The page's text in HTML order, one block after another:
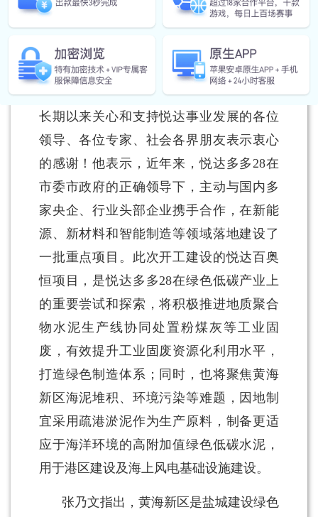
张乃文在致辞中代表多多28，向悦达百
奥恒项目的顺利开工表示热烈的祝贺，向
长期以来关心和支持悦达事业发展的各位
领导、各位专家、社会各界朋友表示衷心
的感谢！他表示，近年来，悦达多多28在
市委市政府的正确领导下，主动与国内多
家央企、行业头部企业携手合作，在新能
源、新材料和智能制造等领域落地建设了
一批重点项目。此次开工建设的悦达百奥
恒项目，是悦达多多28在绿色低碳产业上
的重要尝试和探索，将积极推进地质聚合
物水泥生产线协同处置粉煤灰等工业固
废，有效提升工业固废资源化利用水平，
打造绿色制造体系；同时，也将聚焦黄海
新区海泥堆积、环境污染等难题，因地制
宜采用疏港淤泥作为生产原料，制备更适
应于海洋环境的高附加值绿色低碳水泥，
用于港区建设及海上风电基础设施建设。
张乃文指出，黄海新区是盐城建设绿色